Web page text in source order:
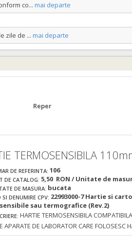
co... mai departe
zile de ... mai departe
Reper
TERMOSENSIBILA
DE REFERINTA: 106
DE CATALOG: 5,50 RON / Unitate de
DE MASURA: bucata
SI DENUMIRE CPV: 22993000-7 Hartie si
sau termografice (Rev.2)
HARTIE TERMOSENSIBILA
APARATE DE LABORATOR CARE FOLOSESC